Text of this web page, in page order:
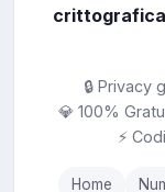
🔒 Privacy
💎 100%
⚡
Home